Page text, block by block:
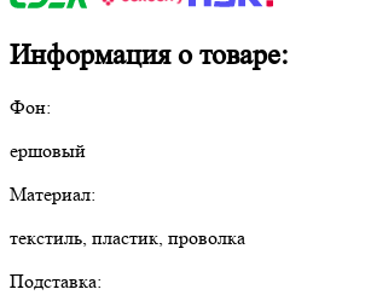
Информация о товаре:
Фон:
ершовый
Материал:
текстиль, пластик, проволка
Подставка: